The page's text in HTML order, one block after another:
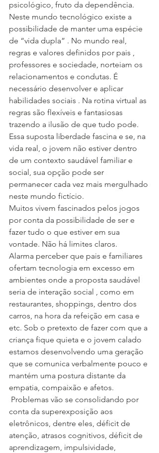
psicológico, fruto da dependência.
Neste mundo tecnológico existe a
possibilidade de manter uma espécie
de “vida dupla” . No mundo real,
regras e valores definidos por pais ,
professores e sociedade, norteiam os
relacionamentos e condutas. É
necessário desenvolver e aplicar
habilidades sociais . Na rotina virtual as
regras são flexíveis e fantasiosas
trazendo a ilusão de que tudo pode.
Essa suposta liberdade fascina e se, na
vida real, o jovem não estiver dentro
de um contexto saudável familiar e
social, sua opção pode ser
permanecer cada vez mais mergulhado
neste mundo fictício.
Muitos vivem fascinados pelos jogos
por conta da possibilidade de ser e
fazer tudo o que estiver em sua
vontade. Não há limites claros.
Alarma perceber que pais e familiares
ofertam tecnologia em excesso em
ambientes onde a proposta saudável
seria de interação social , como em
restaurantes, shoppings, dentro dos
carros, na hora da refeição em casa e
etc. Sob o pretexto de fazer com que a
criança fique quieta e o jovem calado
estamos desenvolvendo uma geração
que se comunica verbalmente pouco e
mantém uma postura distante da
empatia, compaixão e afetos.
conta da superexposição aos
eletrônicos, dentre eles, déficit de
atenção, atrasos cognitivos, déficit de
aprendizagem, impulsividade,